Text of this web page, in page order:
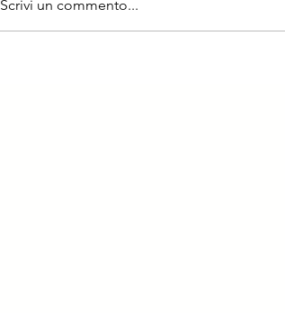
Scrivi un commento...